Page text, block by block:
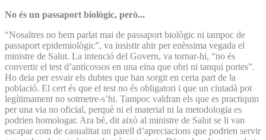
No és un passaport biològic, però...
“Nosaltres no hem parlat mai de passaport biològic ni tampoc de
passaport epidemiològic”, va insistir ahir per enèssima vegada el
ministre de Salut. La intenció del Govern, va tornar-hi, “no és
convertir el test d’anticossos en una eina que obri ni tanqui portes”.
Ho deia per esvair els dubtes que han sorgit en certa part de la
població. El cert és que el test no és obligatori i que un ciutadà pot
legítimament no sotmetre-s’hi. Tampoc valdran els que es practiquin
per una via no oficial, perquè ni el material ni la metodologia es
podrien homologar. Ara bé, dit això al ministre de Salut se li van
escapar com de casualitat un parell d’apreciacions que podrien servir